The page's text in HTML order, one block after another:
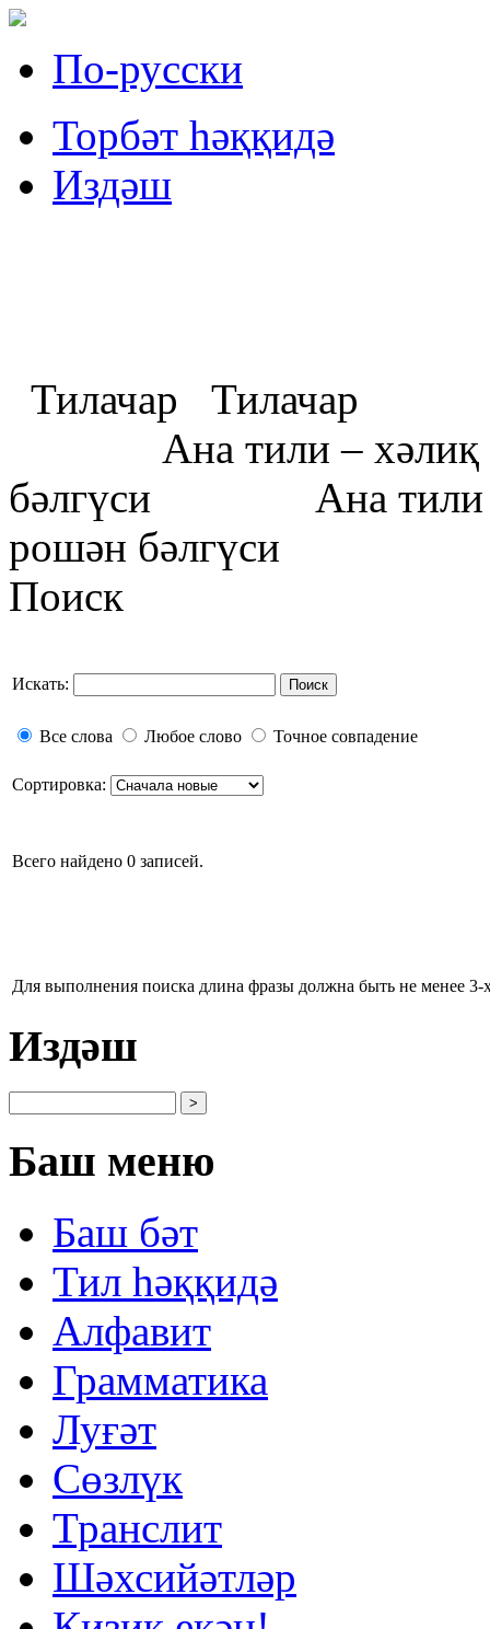
По-русски
Торбәт һәққидә
Издəш
Тилачар
Тилачар
Ана тили – хәлиқ
бәлгүси
Ана тили –
рошән бәлгүси
Поиск
Искать: Поиск
Все слова Любое слово Точное совпадение
Сортировка:
Всего найдено 0 записей.
Для выполнения поиска длина фразы должна быть не менее 3-
Издәш
Баш меню
Баш бəт
Тил һəққидə
Алфавит
Грамматика
Луғəт
Сөзлүк
Транслит
Шәхсийәтләр